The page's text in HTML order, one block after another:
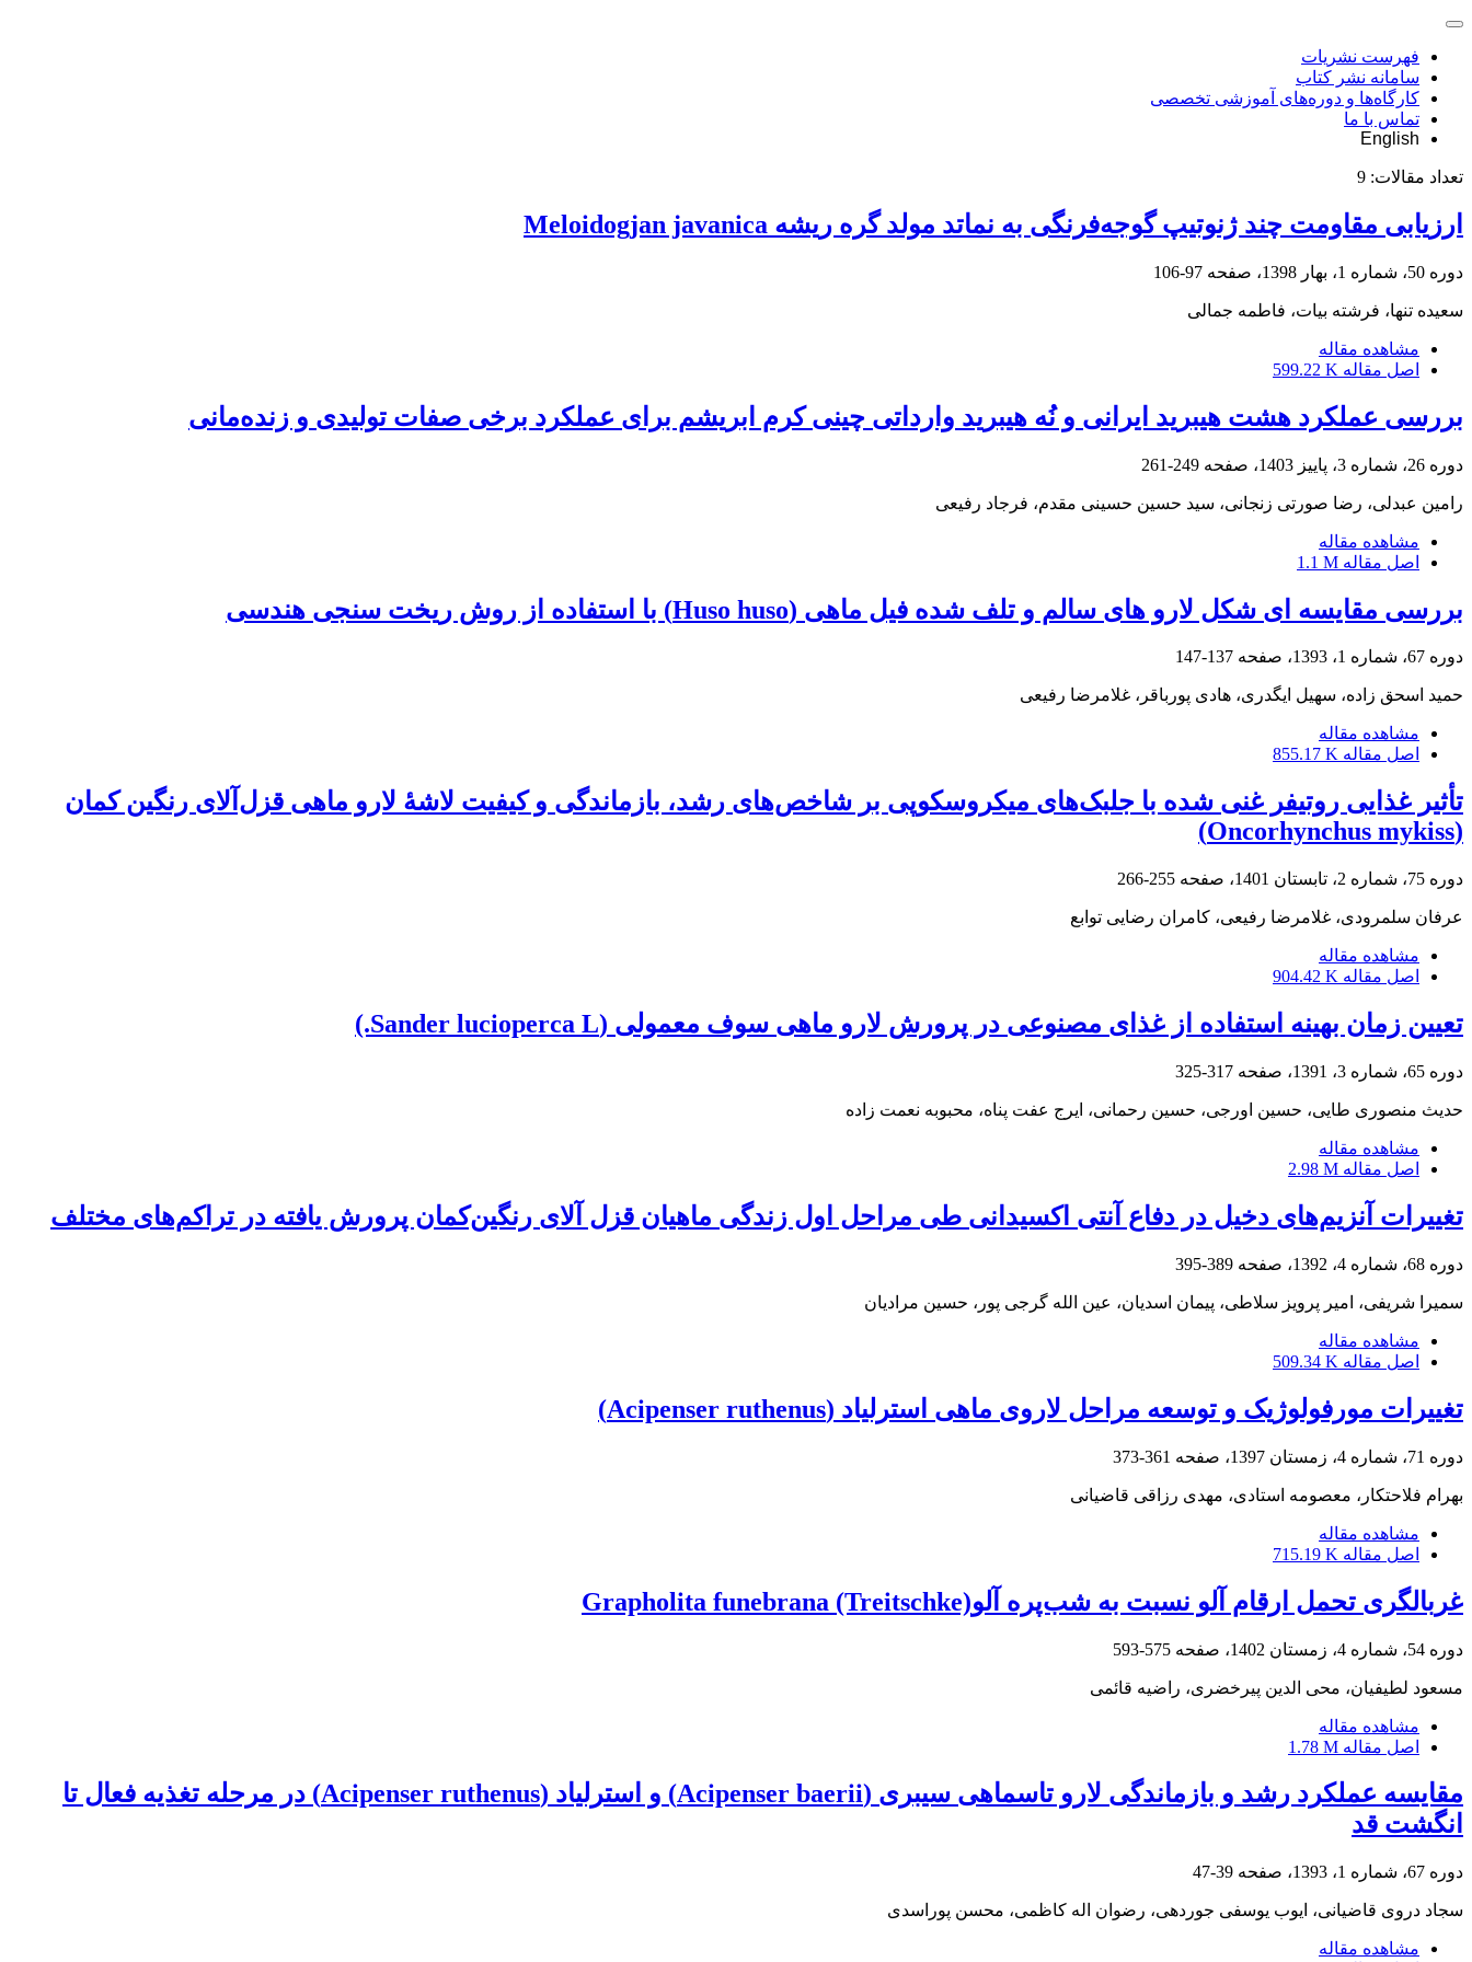
فهرست نشریات
سامانه نشر کتاب
کارگاه‌ها و دوره‌های آموزشی تخصصی
تماس با ما
English
تعداد مقالات: 9
ارزیابی مقاومت چند ژنوتیپ گوجه‌فرنگی به نماتد مولد گره ریشه Meloidogjan javanica
دوره 50، شماره 1، بهار 1398، صفحه 97-106
سعیده تنها، فرشته بیات، فاطمه جمالی
مشاهده مقاله
اصل مقاله 599.22 K
بررسی عملکرد هشت هیبرید ایرانی و نُه هیبرید وارداتی چینی کرم ابریشم برای عملکرد برخی صفات تولیدی و زنده‌مانی
دوره 26، شماره 3، پاییز 1403، صفحه 249-261
رامین عبدلی، رضا صورتی زنجانی، سید حسین حسینی مقدم، فرجاد رفیعی
مشاهده مقاله
اصل مقاله 1.1 M
بررسی مقایسه ای شکل لارو های سالم و تلف شده فیل ماهی (Huso huso) با استفاده از روش ریخت سنجی هندسی
دوره 67، شماره 1، 1393، صفحه 137-147
حمید اسحق زاده، سهیل ایگدری، هادی پورباقر، غلامرضا رفیعی
مشاهده مقاله
اصل مقاله 855.17 K
تأثیر غذایی روتیفر غنی شده با جلبک‌های میکروسکوپی بر شاخص‌های رشد، بازماندگی و کیفیت لاشۀ لارو ماهی قزل‌آلای رنگین کمان
(Oncorhynchus mykiss)
دوره 75، شماره 2، تابستان 1401، صفحه 255-266
عرفان سلمرودی، غلامرضا رفیعی، کامران رضایی توابع
مشاهده مقاله
اصل مقاله 904.42 K
تعیین زمان بهینه استفاده از غذای مصنوعی در پرورش لارو ماهی سوف معمولی (Sander lucioperca L.)
دوره 65، شماره 3، 1391، صفحه 317-325
حدیث منصوری طایی، حسین اورجی، حسین رحمانی، ایرج عفت پناه، محبوبه نعمت زاده
مشاهده مقاله
اصل مقاله 2.98 M
تغییرات آنزیم‌های دخیل در دفاع آنتی اکسیدانی طی مراحل اول زندگی ماهیان قزل آلای رنگین‌کمان پرورش یافته در تراکم‌های مختلف
دوره 68، شماره 4، 1392، صفحه 389-395
سمیرا شریفی، امیر پرویز سلاطی، پیمان اسدیان، عین الله گرجی پور، حسین مرادیان
مشاهده مقاله
اصل مقاله 509.34 K
تغییرات مورفولوژیک و توسعه مراحل لاروی ماهی استرلیاد (Acipenser ruthenus)
دوره 71، شماره 4، زمستان 1397، صفحه 361-373
بهرام فلاحتکار، معصومه استادی، مهدی رزاقی قاضیانی
مشاهده مقاله
اصل مقاله 715.19 K
غربالگری تحمل ارقام آلو نسبت به شب‌پره آلوGrapholita funebrana (Treitschke)
دوره 54، شماره 4، زمستان 1402، صفحه 575-593
مسعود لطیفیان، محی الدین پیرخضری، راضیه قائمی
مشاهده مقاله
اصل مقاله 1.78 M
مقایسه عملکرد رشد و بازماندگی لارو تاسماهی سیبری (Acipenser baerii) و استرلیاد (Acipenser ruthenus) در مرحله تغذیه فعال تا
انگشت قد
دوره 67، شماره 1، 1393، صفحه 39-47
سجاد دروی قاضیانی، ایوب یوسفی جوردهی، رضوان اله کاظمی، محسن پوراسدی
مشاهده مقاله